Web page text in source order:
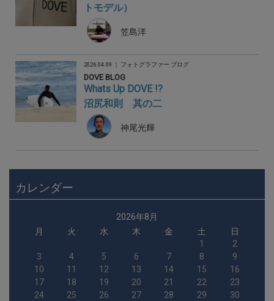
トモデル）
笠島洋
2026.04.09 ｜ フォトグラファー ブログ
DOVE BLOG
Whats Up DOVE !?
沼尻和則 其の二
神尾光輝
カレンダー
2026年8月
月
火 水 木 金 土 日
1
2
3
4 5 6 7 8
9
10
11 12 13 14 15
16
17
18 19 20 21 22
23
24
25 26 27 28 29
30